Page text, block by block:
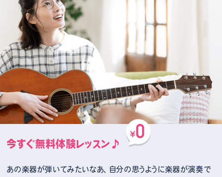
今すぐ無料体験レッスン♪
あの楽器が弾いてみたいなあ、自分の思うように楽器が演奏で